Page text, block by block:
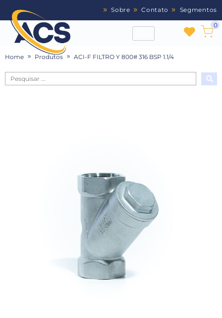
Sobre Contato Segmentos
0
Home Produtos ACI-F FILTRO Y 800# 316 BSP 1.1/4